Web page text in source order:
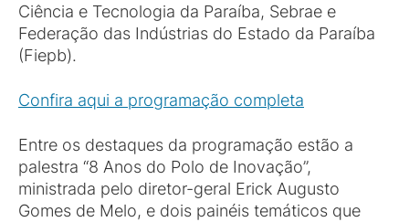
Ciência e Tecnologia da Paraíba, Sebrae e
Federação das Indústrias do Estado da Paraíba
(Fiepb).
Confira aqui a programação completa
Entre os destaques da programação estão a
palestra “8 Anos do Polo de Inovação”,
ministrada pelo diretor-geral Erick Augusto
Gomes de Melo, e dois painéis temáticos que